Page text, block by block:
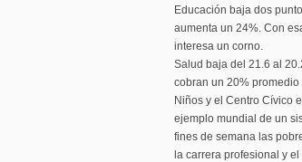
Educación baja dos
aumenta un 24%. Con
interesa un corno.
Salud baja del 21.6 al
cobran un 20% promedio
Niños y el Centro Cívico
ejemplo mundial de un
fines de semana las
la carrera profesional y